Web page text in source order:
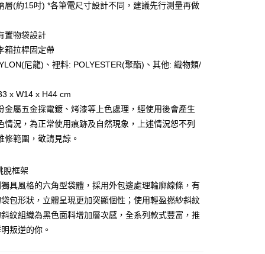
銀行
永豐商業銀行
行
商業銀行
信用卡公司
期
期使用說明】
灣大哥大提供，台灣大哥大用戶可立即使用無須另外申請。
機門號後，選擇欲分期的期數、繳款截止日，確認付款後即
額度、可分期數及費用金額請依後續交易確認頁面所載為準。
30分鐘內，如未前往確認交易或遇審核未通過，訂單將自動取
專審核」未通過狀況，表示未達大哥付你分期系統評分，恕
內容。
明】
併入電信帳單，「大哥付你分期」於每月結算日後寄送繳費提
連結打開帳單後，可選擇「超商條碼／台灣大直營門市／銀行轉
／iPASS MONEY」等通路繳費。
後付
先享後付」】
後付是「在收到商品之後才付款」的支付方式。 讓您購物簡單
要手機號碼，簡訊認證，即可結帳。
確認商品／服務後，再付款。
先享後付」結帳流程】
式選擇「AFTEE先享後付」後，將跳轉至「AFTEE先享後
，進行簡訊認證並確認金額後，即可完成結帳。
通知簡訊後14天內，點擊此簡訊中的連結，可透過四大超商
貨
滿NT$1,000(含以上)免運費
層(約15吋) *各筆電尺寸設計不同，建議先行測量再做
置物袋設計
箱拉桿固定帶
尼龍)、裡料: POLYESTER(聚酯)、其他: 織物類/
x W14 x H44 cm
金屬五金採電鍍、烤漆等上色處理，經使用後會產生
情況，為正常使用痕跡及自然現象，上述情況恕不列
修範圍，敬請見諒。
脫框架
具風格的六角型袋體，採用外包邊處理輪廓線條，有
包形狀，立體呈現更加突顯個性；使用輕盈撚紗斜紋
紋組織為黑色面料增加層次感，全系列款式豐富，推
叛逆的你。